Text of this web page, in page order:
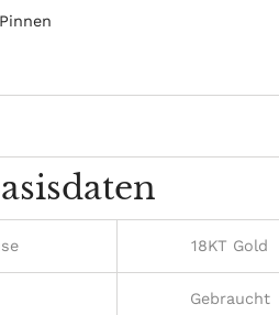
Pinnen
18KT Gold
Gebraucht